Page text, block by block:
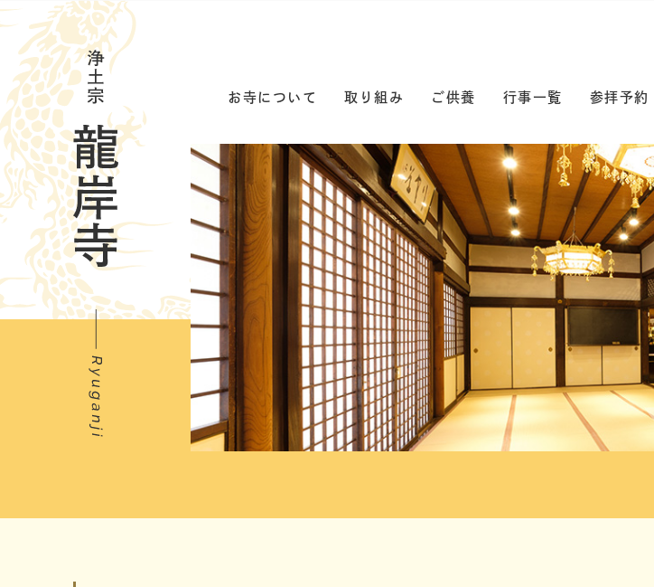
お寺について 取り組み ご供養 行事一覧 参拝予約